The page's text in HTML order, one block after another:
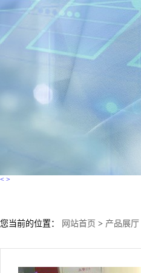
< >
您当前的位置： 网站首页 > 产品展厅